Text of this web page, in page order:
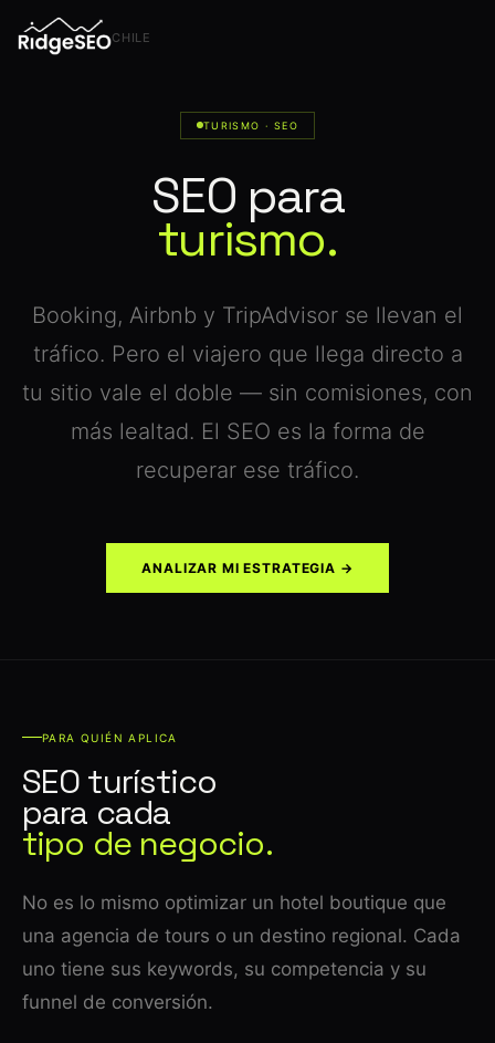
CHILE
TURISMO · SEO
SEO para
turismo.
Booking, Airbnb y TripAdvisor se llevan el
tráfico. Pero el viajero que llega directo a
tu sitio vale el doble — sin comisiones, con
más lealtad. El SEO es la forma de
recuperar ese tráfico.
ANALIZAR MI ESTRATEGIA →
PARA QUIÉN APLICA
SEO turístico
para cada
tipo de negocio.
No es lo mismo optimizar un hotel boutique que
una agencia de tours o un destino regional. Cada
uno tiene sus keywords, su competencia y su
funnel de conversión.